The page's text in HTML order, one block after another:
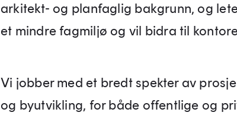
arkitekt- og planfaglig bakgrunn, og
et mindre fagmiljø og vil bidra til
Vi jobber med et bredt spekter av
og byutvikling, for både offentlige og